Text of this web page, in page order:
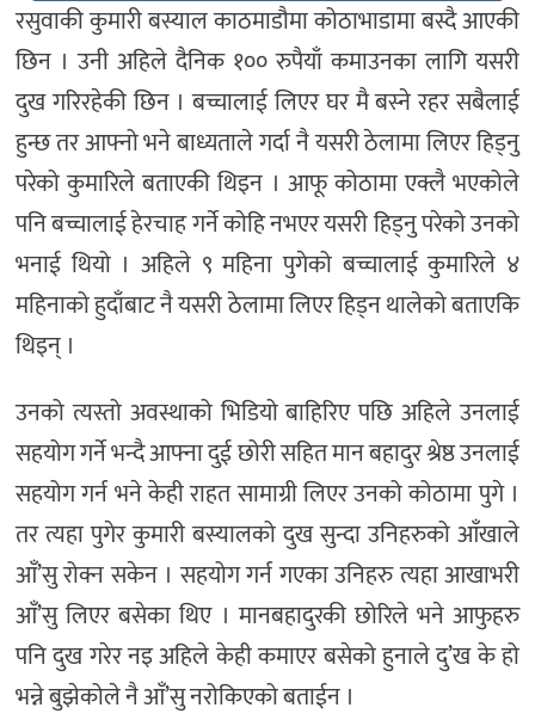
रसुवाकी कुमारी बस्याल काठमाडौमा कोठाभाडामा बस्दै आएकी
छिन । उनी अहिले दैनिक १०० रुपैयाँ कमाउनका लागि यसरी
दुख गरिरहेकी छिन । बच्चालाई लिएर घर मै बस्ने रहर सबैलाई
हुन्छ तर आफ्नो भने बाध्यताले गर्दा नै यसरी ठेलामा लिएर हिड्नु
परेको कुमारिले बताएकी थिइन । आफू कोठामा एक्लै भएकोले
पनि बच्चालाई हेरचाह गर्ने कोहि नभएर यसरी हिड्नु परेको उनको
भनाई थियो । अहिले ९ महिना पुगेको बच्चालाई कुमारिले ४
महिनाको हुदाँबाट नै यसरी ठेलामा लिएर हिड्न थालेको बताएकि
थिइन् ।
उनको त्यस्तो अवस्थाको भिडियो बाहिरिए पछि अहिले उनलाई
सहयोग गर्ने भन्दै आफ्ना दुई छोरी सहित मान बहादुर श्रेष्ठ उनलाई
सहयोग गर्न भने केही राहत सामाग्री लिएर उनको कोठामा पुगे ।
तर त्यहा पुगेर कुमारी बस्यालको दुख सुन्दा उनिहरुको आँखाले
आँ’सु रोक्न सकेन । सहयोग गर्न गएका उनिहरु त्यहा आखाभरी
आँ’सु लिएर बसेका थिए । मानबहादुरकी छोरिले भने आफुहरु
पनि दुख गरेर नइ अहिले केही कमाएर बसेको हुनाले दु’ख के हो
भन्ने बुझेकोले नै आँ’सु नरोकिएको बताईन ।